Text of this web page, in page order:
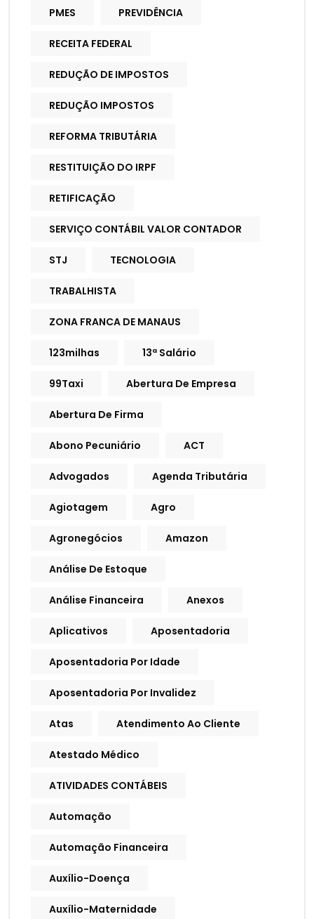
PMES PREVIDÊNCIA
RECEITA FEDERAL
REDUÇÃO DE IMPOSTOS
REDUÇÃO IMPOSTOS
REFORMA TRIBUTÁRIA
RESTITUIÇÃO DO IRPF
RETIFICAÇÃO
SERVIÇO CONTÁBIL VALOR CONTADOR
STJ TECNOLOGIA
TRABALHISTA
ZONA FRANCA DE MANAUS
123milhas 13ª Salário
99Taxi Abertura De Empresa
Abertura De Firma
Abono Pecuniário ACT
Advogados Agenda Tributária
Agiotagem Agro
Agronegócios Amazon
Análise De Estoque
Análise Financeira Anexos
Aplicativos Aposentadoria
Aposentadoria Por Idade
Aposentadoria Por Invalidez
Atas Atendimento Ao Cliente
Atestado Médico
ATIVIDADES CONTÁBEIS
Automação
Automação Financeira
Auxílio-Doença
Auxílio-Maternidade